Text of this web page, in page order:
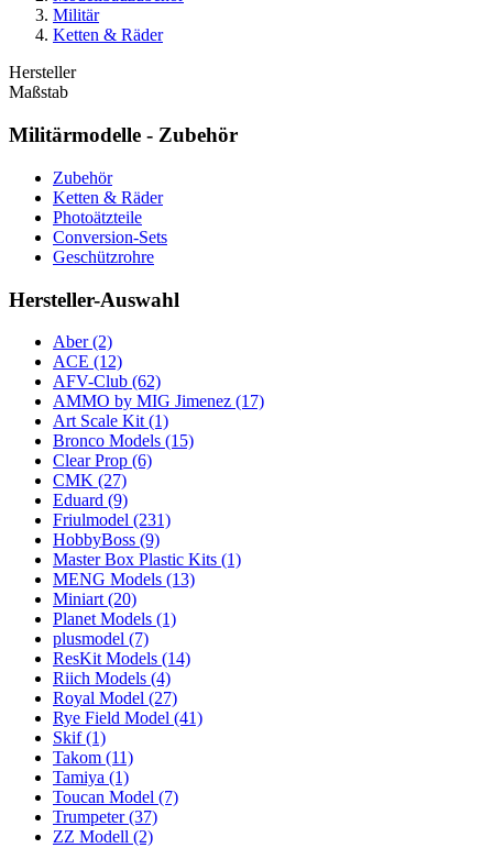
Militär
Ketten & Räder
Hersteller
Maßstab
Militärmodelle - Zubehör
Zubehör
Ketten & Räder
Photoätzteile
Conversion-Sets
Geschützrohre
Hersteller-Auswahl
Aber(2)
ACE (12)
AFV-Club (62)
AMMO by MIG Jimenez (17)
Art Scale Kit (1)
Bronco Models (15)
Clear Prop (6)
CMK (27)
Eduard (9)
Friulmodel (231)
HobbyBoss (9)
Master Box Plastic Kits (1)
MENG Models (13)
Miniart (20)
Planet Models (1)
plusmodel (7)
ResKit Models (14)
Riich Models (4)
Royal Model (27)
Rye Field Model (41)
Skif(1)
Takom (11)
Tamiya (1)
Toucan Model (7)
Trumpeter(37)
ZZ Modell (2)